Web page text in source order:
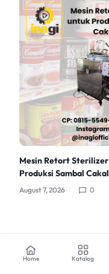
Mesin Retort
Produksi Sambal
August 7, 2026 0
Home Katalog